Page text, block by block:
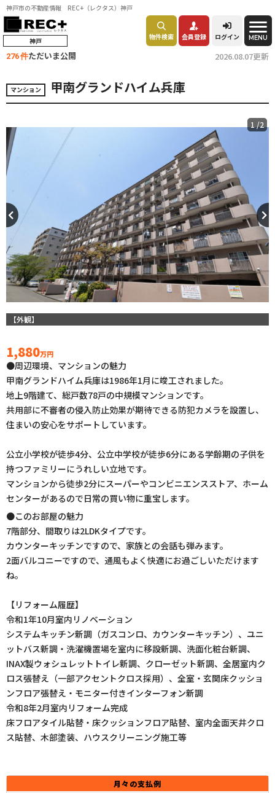
神戸市の不動産情報 REC+（レクタス）神戸
神戸 物件検索 会員登録 ログイン MENU
276 件ただいま公開 2026.08.07更新
マンション 甲南グランドハイム兵庫
1 /2
【外観】
1,880万円
●周辺環境、マンションの魅力
甲南グランドハイム兵庫は1986年1月に竣工されました。
地上9階建て、総戸数78戸の中規模マンションです。
共用部に不審者の侵入防止効果が期待できる防犯カメラを設置し、
住まいの安心をサポートしています。
公立小学校が徒歩4分、公立中学校が徒歩6分にある学齢期の子供を
持つファミリーにうれしい立地です。
マンションから徒歩2分にスーパーやコンビニエンスストア、ホーム
センターがあるので日常の買い物に重宝します。
●このお部屋の魅力
7階部分、間取りは2LDKタイプです。
カウンターキッチンですので、家族との会話も弾みます。
2面バルコニーですので、通風もよく快適にお過ごしいただけます
ね。
【リフォーム履歴】
令和1年10月室内リノベーション
システムキッチン新調（ガスコンロ、カウンターキッチン）、ユニ
ットバス新調・洗濯機置場を室内に移設新調、洗面化粧台新調、
INAX製ウォシュレットトイレ新調、クローゼット新調、全居室内ク
ロス張替え（一部アクセントクロス採用）、全室・玄関床クッショ
ンフロア張替え・モニター付きインターフォン新調
令和8年2月室内リフォーム完成
床フロアタイル貼替・床クッションフロア貼替、室内全面天井クロ
ス貼替、木部塗装、ハウスクリーニング施工等
月々の支払例